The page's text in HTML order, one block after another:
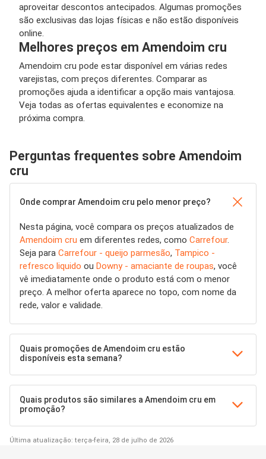
aproveitar descontos antecipados. Algumas promoções
são exclusivas das lojas físicas e não estão disponíveis
online.
Melhores preços em Amendoim cru
Amendoim cru pode estar disponível em várias redes
varejistas, com preços diferentes. Comparar as
promoções ajuda a identificar a opção mais vantajosa.
Veja todas as ofertas equivalentes e economize na
próxima compra.
Perguntas frequentes sobre Amendoim
cru
Onde comprar Amendoim cru pelo menor preço?
Nesta página, você compara os preços atualizados de
Amendoim cru em diferentes redes, como Carrefour.
Seja para Carrefour - queijo parmesão, Tampico -
refresco liquido ou Downy - amaciante de roupas, você
vê imediatamente onde o produto está com o menor
preço. A melhor oferta aparece no topo, com nome da
rede, valor e validade.
Quais promoções de Amendoim cru estão
disponíveis esta semana?
Quais produtos são similares a Amendoim cru em
promoção?
Última atualização: terça-feira, 28 de julho de 2026